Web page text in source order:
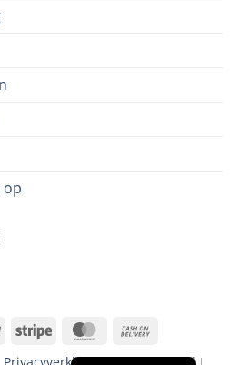
op
PayPal Stripe MasterCard